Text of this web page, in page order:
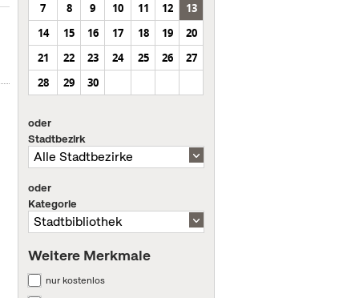
7
8 9 10 11 12
13
14
15 16 17 18 19
20
21
22 23 24 25 26
27
28
29 30
oder
Stadtbezirk
oder
Kategorie
Weitere Merkmale
nur kostenlos